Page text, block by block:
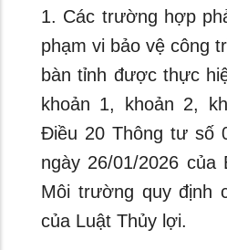
1. Các trường hợp
phạm vi bảo vệ công
bàn tỉnh được thực
khoản 1, khoản 2,
Điều 20 Thông tư số
ngày 26/01/2026 của
Môi trường quy định
của Luật Thủy lợi.